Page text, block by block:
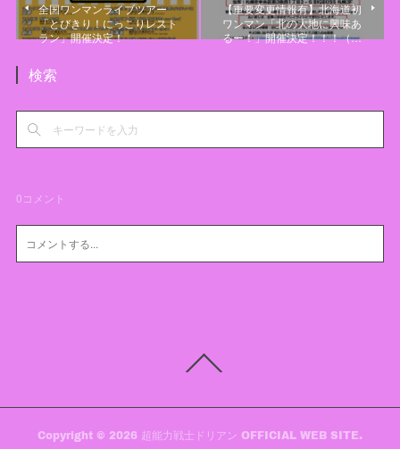
全国ワンマンライブツアー
「とびきり！にっこりレスト
ラン」開催決定！
【重要変更情報有】北海道初
ワンマン「北の大地に興味あ
るー！」開催決定！！！（…
検索
0コメント
Copyright © 2026 超能力戦士ドリアン OFFICIAL WEB SITE.